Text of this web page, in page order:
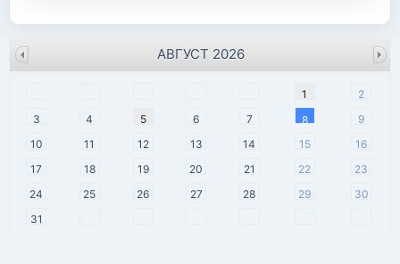
1
2
3
4 5 6 7 8
9
10
11 12 13 14 15
16
17
18 19 20 21 22
23
24
25 26 27 28 29
30
31
АВГУСТ 2026